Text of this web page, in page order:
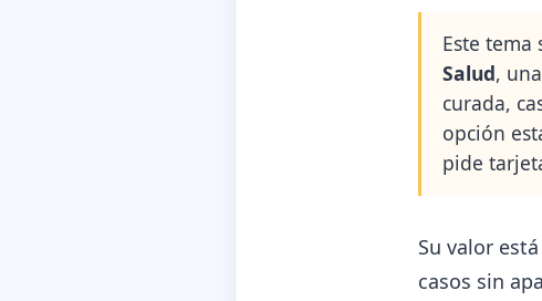
Este tema
Salud,
curada,
opción
pide
Su valor
casos sin